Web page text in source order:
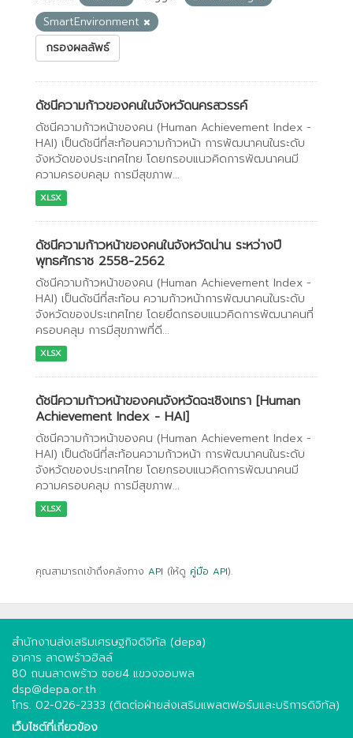
SmartEnvironment
กรองผลลัพธ์
ดัชนีความก้าวของคนในจังหวัดนครสวรรค์
ดัชนีความก้าวหน้าของคน (Human Achievement Index -
HAI) เป็นดัชนีที่สะท้อนความก้าวหน้า การพัฒนาคนในระดับ
จังหวัดของประเทศไทย โดยกรอบแนวคิดการพัฒนาคนมี
ความครอบคลุม การมีสุขภาพ...
XLSX
ดัชนีความก้าวหน้าของคนในจังหวัดน่าน ระหว่างปี
พุทธศักราช 2558-2562
ดัชนีความก้าวหน้าของคน (Human Achievement Index -
HAI) เป็นดัชนีที่สะท้อน ความก้าวหน้าการพัฒนาคนในระดับ
จังหวัดของประเทศไทย โดยยึดกรอบแนวคิดการพัฒนาคนที่
ครอบคลุม การมีสุขภาพที่ดี...
XLSX
ดัชนีความก้าวหน้าของคนจังหวัดฉะเชิงเทรา [Human
Achievement Index - HAI]
ดัชนีความก้าวหน้าของคน (Human Achievement Index -
HAI) เป็นดัชนีที่สะท้อนความก้าวหน้า การพัฒนาคนในระดับ
จังหวัดของประเทศไทย โดยกรอบแนวคิดการพัฒนาคนมี
ความครอบคลุม การมีสุขภาพ...
XLSX
คุณสามารถเข้าถึงคลังทาง API (ให้ดู คู่มือ API).
สำนักงานส่งเสริมเศรษฐกิจดิจิทัล (depa)
อาคาร ลาดพร้าวฮิลล์
80 ถนนลาดพร้าว ซอย4 แขวงจอมพล
dsp@depa.or.th
โทร. 02-026-2333 (ติดต่อฝ่ายส่งเสริมแพลตฟอร์มและบริการดิจิทัล)
เว็บไซต์ที่เกี่ยวข้อง